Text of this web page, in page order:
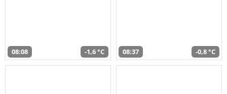
08:08 -1,6 °C 08:37 -0,8 °C